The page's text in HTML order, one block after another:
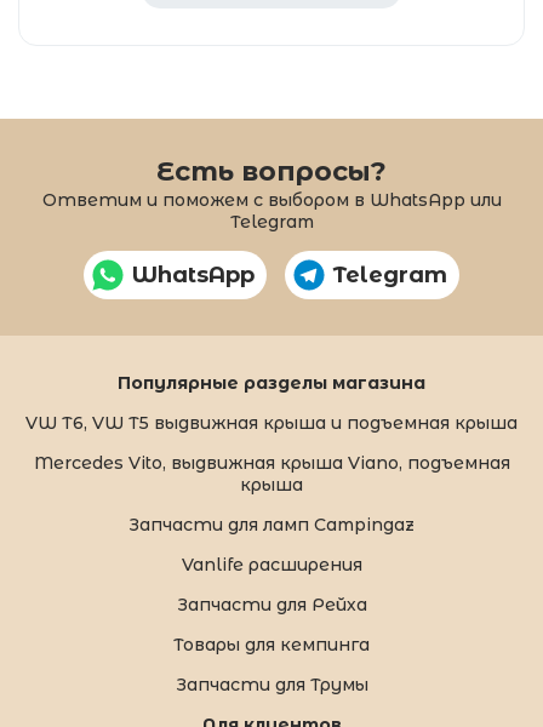
Есть вопросы?
Ответим и поможем с выбором в WhatsApp или
Telegram
WhatsApp Telegram
Популярные разделы магазина
VW T6, VW T5 выдвижная крыша и подъемная крыша
Mercedes Vito, выдвижная крыша Viano, подъемная
крыша
Запчасти для ламп Campingaz
Vanlife расширения
Запчасти для Рейха
Товары для кемпинга
Запчасти для Трумы